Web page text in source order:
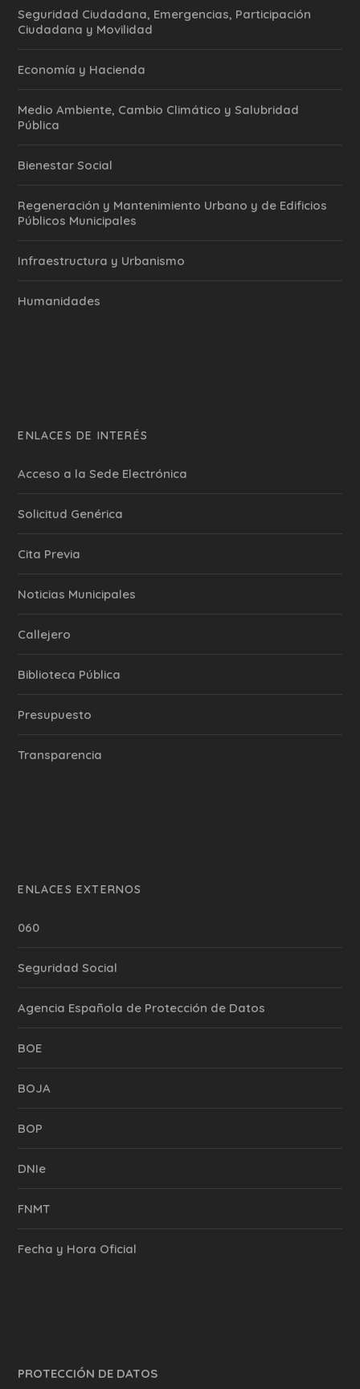
Seguridad Ciudadana, Emergencias, Participación
Ciudadana y Movilidad
Economía y Hacienda
Medio Ambiente, Cambio Climático y Salubridad
Pública
Bienestar Social
Regeneración y Mantenimiento Urbano y de Edificios
Públicos Municipales
Infraestructura y Urbanismo
Humanidades
ENLACES DE INTERÉS
Acceso a la Sede Electrónica
Solicitud Genérica
Cita Previa
‎Noticias Municipales
Callejero
Biblioteca Pública
Presupuesto
Transparencia
ENLACES EXTERNOS
060
Seguridad Social
Agencia Española de Protección de Datos
BOE
BOJA
BOP
DNIe
FNMT
Fecha y Hora Oficial
PROTECCIÓN DE DATOS